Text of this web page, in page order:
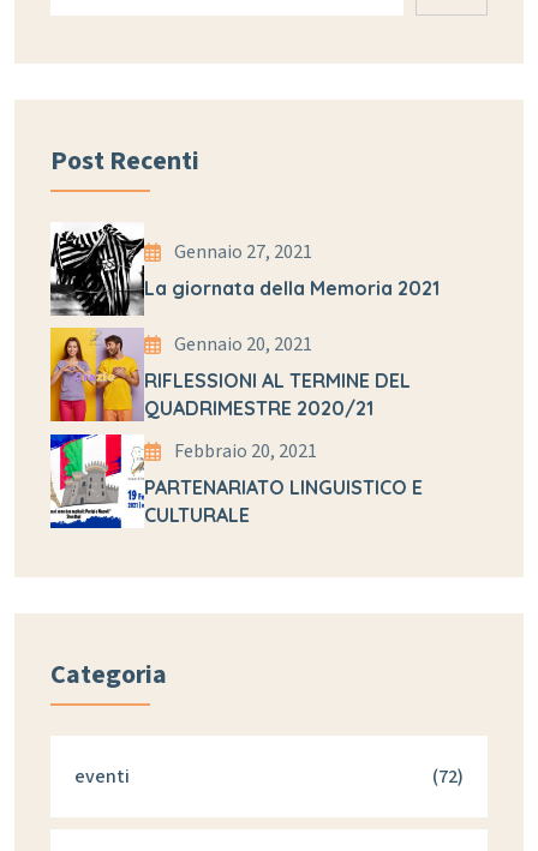
Post Recenti
Gennaio 27, 2021
La giornata della Memoria 2021
Gennaio 20, 2021
RIFLESSIONI AL TERMINE DEL
QUADRIMESTRE 2020/21
Febbraio 20, 2021
PARTENARIATO LINGUISTICO E
CULTURALE
Categoria
eventi (72)